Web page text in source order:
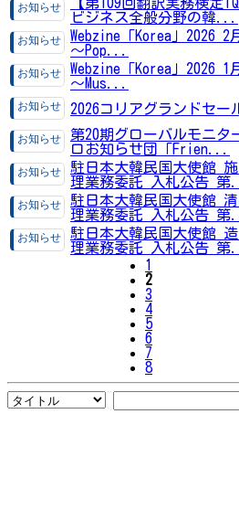
ビジネス全般分野の韓...
Webzine「Korea」2026 2
～Pop...
Webzine「Korea」2026 1
～Mus...
2026コリアグランドセー
第20期グローバルモニタ
ロお知らせ団「Frien...
駐日本大韓民国大使館
理業務委託 入札公告 第
駐日本大韓民国大使館
理業務委託 入札公告 第
駐日本大韓民国大使館
理業務委託 入札公告 第
1
2
3
4
5
6
7
8